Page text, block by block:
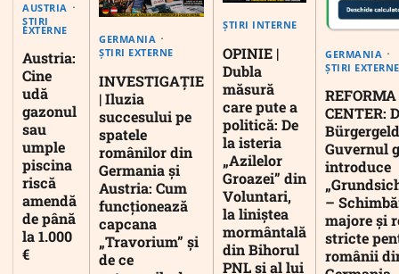
AUSTRIA
ȘTIRI
EXTERNE
Austria:
Cine
udă
gazonul
sau
umple
piscina
riscă
amendă
de până
la 1.000
€
GERMANIA
ȘTIRI EXTERNE
INVESTIGAȚIE
| Iluzia
succesului pe
spatele
românilor din
Germania și
Austria: Cum
funcționează
capcana
„Travorium” și
de ce
ȘTIRI INTERNE
OPINIE |
Dubla
măsură
care pute a
politică: De
la isteria
„Azilelor
Groazei” din
Voluntari,
la liniștea
mormântală
din Bihorul
PNL și al lui
GERMANIA
ȘTIRI EXTERNE
CENTER:
Guvernul
introduce
–
majore și
stricte
românii